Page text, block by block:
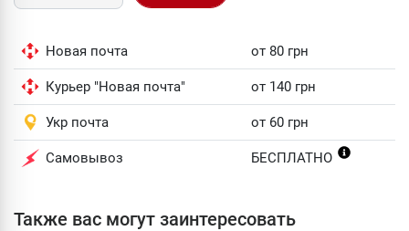
Новая почта от 80 грн
Курьер "Новая почта" от 140 грн
Укр почта от 60 грн
Самовывоз БЕСПЛАТНО
Также вас могут заинтересовать